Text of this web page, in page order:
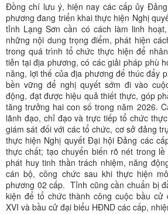
Đồng chí lưu ý, hiện nay các cấp ủy
phương đang triển khai thực hiện Nghị
tỉnh Lạng Sơn cần có cách làm linh
những nội dung trọng điểm, phát hiện
trong quá trình tổ chức thực hiện để
tiễn tại địa phương, có các giải pháp phù
năng, lợi thế của địa phương để thúc đẩy
bền vững để nghị quyết sớm đi vào
động, đạt được hiệu quả thiết thực, góp
tăng trưởng hai con số trong năm 2026.
lãnh đạo, chỉ đạo và trực tiếp tổ chức
giám sát đối với các tổ chức, cơ sở đảng
thực hiện Nghị quyết Đại hội Đảng các
thực chất; tạo chuyển biến rõ nét trong
phát huy tinh thần trách nhiệm, năng
cán bộ, công chức sau khi thực hiện
phương 02 cấp. Tỉnh cũng cần chuẩn bị
kiện để tổ chức thành công cuộc bầu cử
XVI và bầu cử đại biểu HĐND các cấp,